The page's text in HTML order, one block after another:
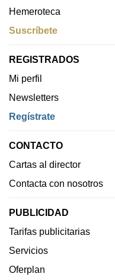
Hemeroteca
Suscríbete
REGISTRADOS
Mi perfil
Newsletters
Regístrate
CONTACTO
Cartas al director
Contacta con nosotros
PUBLICIDAD
Tarifas publicitarias
Servicios
Oferplan